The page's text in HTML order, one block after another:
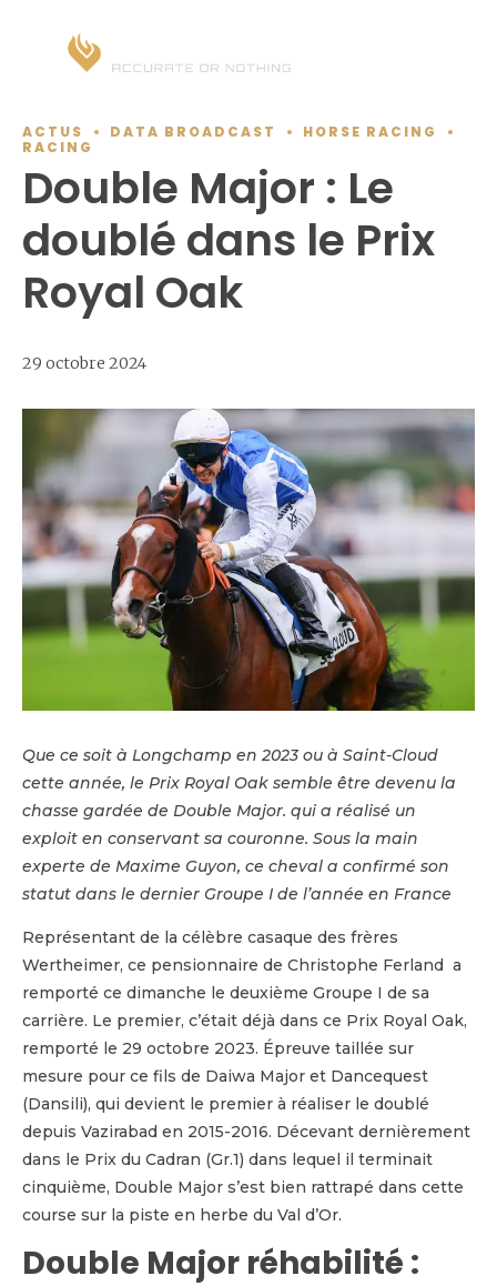
ACTUS DATA BROADCAST
HORSE RACING
RACING
Double Major : Le
doublé dans le Prix
Royal Oak
29 octobre 2024
Que ce soit à Longchamp en 2023 ou à Saint-Cloud
cette année, le Prix Royal Oak semble être devenu la
chasse gardée de Double Major. qui a réalisé un
exploit en conservant sa couronne. Sous la main
experte de Maxime Guyon, ce cheval a confirmé son
statut dans le dernier Groupe I de l’année en France
Représentant de la célèbre casaque des frères
Wertheimer, ce pensionnaire de Christophe Ferland a
remporté ce dimanche le deuxième Groupe I de sa
carrière. Le premier, c’était déjà dans ce Prix Royal Oak,
remporté le 29 octobre 2023. Épreuve taillée sur
mesure pour ce fils de Daiwa Major et Dancequest
(Dansili), qui devient le premier à réaliser le doublé
depuis Vazirabad en 2015-2016. Décevant dernièrement
dans le Prix du Cadran (Gr.1) dans lequel il terminait
cinquième, Double Major s’est bien rattrapé dans cette
course sur la piste en herbe du Val d’Or.
Double Major réhabilité :